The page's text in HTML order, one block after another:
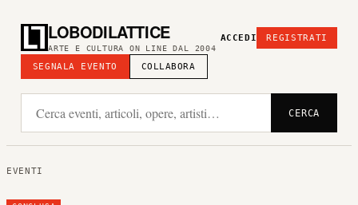
LOBODILATTICE
ARTE E CULTURA ON LINE DAL 2004
SEGNALA EVENTO COLLABORA
ACCEDI REGISTRATI
CERCA
EVENTI